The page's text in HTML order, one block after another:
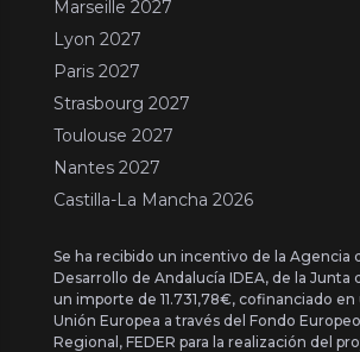
Marseille 2027
Lyon 2027
Paris 2027
Strasbourg 2027
Toulouse 2027
Nantes 2027
Castilla-La Mancha 2026
Se ha recibido un incentivo de la Agencia
Desarrollo de Andalucía IDEA, de la Junta
un importe de 11.731,78€, cofinanciado en
Unión Europea a través del Fondo
Regional, FEDER para la realización del